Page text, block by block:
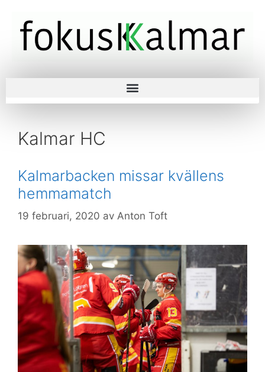
Kalmar HC
Kalmarbacken missar kvällens
hemmamatch
19 februari, 2020 av Anton Toft